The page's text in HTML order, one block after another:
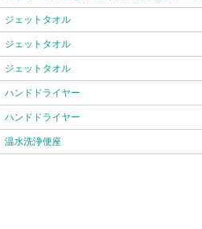
ジェットタオル
ジェットタオル
ジェットタオル
ハンドドライヤー
ハンドドライヤー
温水洗浄便座